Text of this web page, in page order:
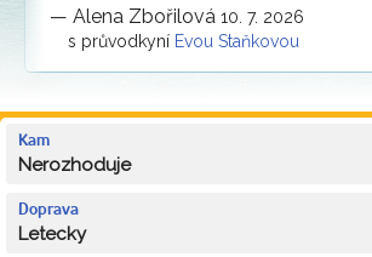
— Alena Zbořilová 10. 7. 2026
s průvodkyní Evou Staňkovou
Kam
Nerozhoduje
Doprava
Letecky